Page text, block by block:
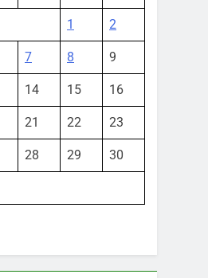
1 2
7 8 9
14 15 16
21 22 23
28 29 30